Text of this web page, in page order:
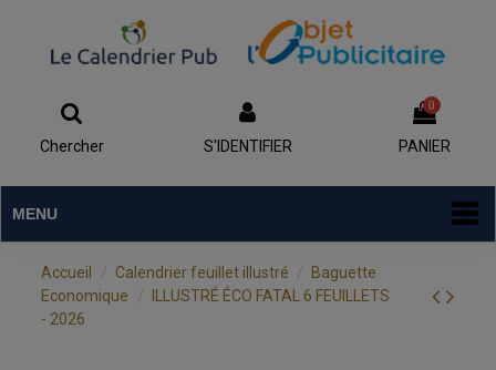
Chercher S'IDENTIFIER
0
PANIER
MENU
Accueil Calendrier feuillet illustré
Baguette
Economique
ILLUSTRÉ ÉCO FATAL 6 FEUILLETS
- 2026